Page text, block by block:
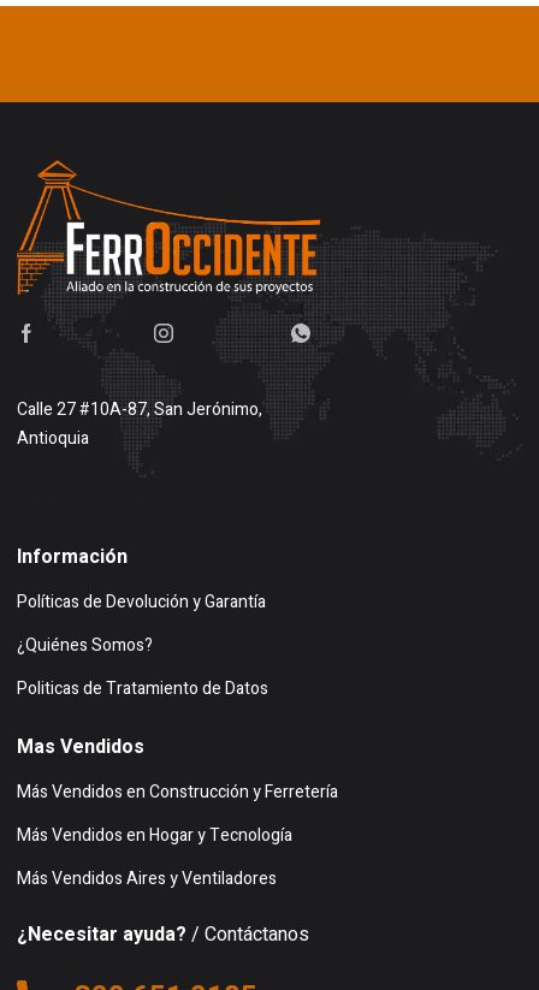
Calle 27 #10A-87, San Jerónimo,
Antioquia
Información
Políticas de Devolución y Garantía
¿Quiénes Somos?
Politicas de Tratamiento de Datos
Mas Vendidos
Más Vendidos en Construcción y Ferretería
Más Vendidos en Hogar y Tecnología
Más Vendidos Aires y Ventiladores
¿Necesitar ayuda? / Contáctanos